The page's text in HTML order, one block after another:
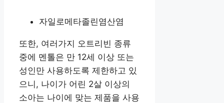
자일로메타졸린염산염
또한, 여러가지 오트리빈 종류
중에 멘톨은 만 12세 이상 또는
성인만 사용하도록 제한하고 있
으니, 나이가 어린 2살 이상의
소아는 나이에 맞는 제품을 사용